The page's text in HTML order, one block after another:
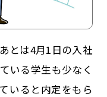
会社
とは4月1日の入社
いる学生も少なく
いると内定をもら